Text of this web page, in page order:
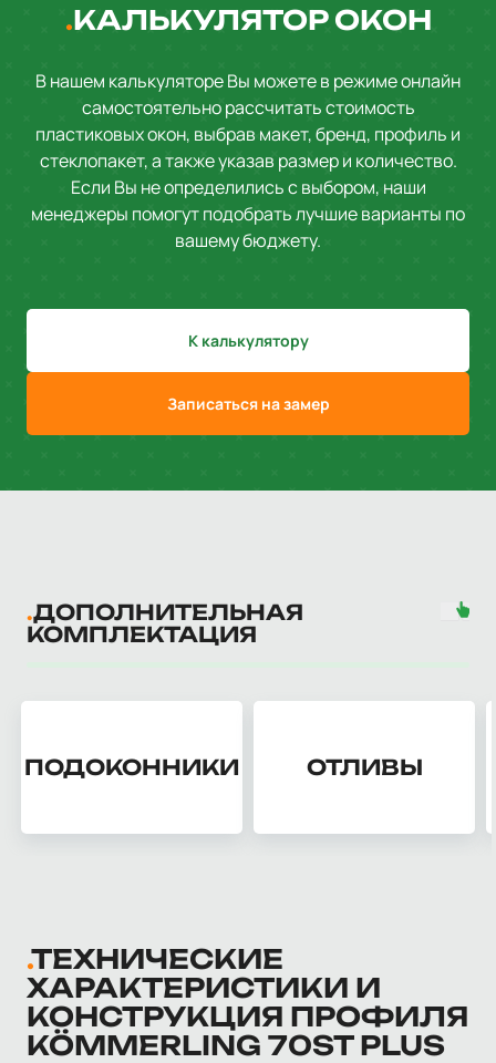
КАЛЬКУЛЯТОР ОКОН
В нашем калькуляторе Вы можете в режиме онлайн
самостоятельно рассчитать стоимость
пластиковых окон, выбрав макет, бренд, профиль и
стеклопакет, а также указав размер и количество.
Если Вы не определились с выбором, наши
менеджеры помогут подобрать лучшие варианты по
вашему бюджету.
К калькулятору
Записаться на замер
ДОПОЛНИТЕЛЬНАЯ
КОМПЛЕКТАЦИЯ
ПОДОКОННИКИ ОТЛИВЫ
ТЕХНИЧЕСКИЕ
ХАРАКТЕРИСТИКИ И
КОНСТРУКЦИЯ ПРОФИЛЯ
KÖMMERLING 70ST PLUS